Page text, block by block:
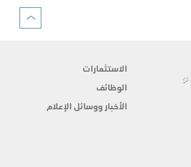
الاستثمارات
الوظائف
الأخبار ووسائل الإعلام